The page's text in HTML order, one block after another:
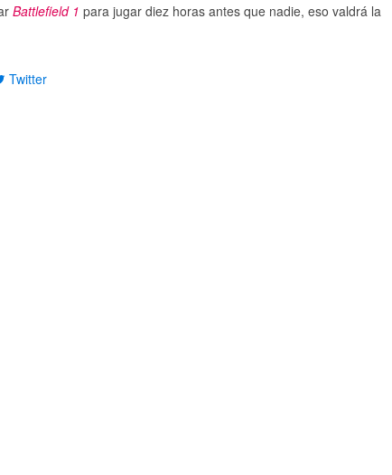
Battlefield 1 para jugar diez horas antes que nadie, eso valdrá la
Twitter